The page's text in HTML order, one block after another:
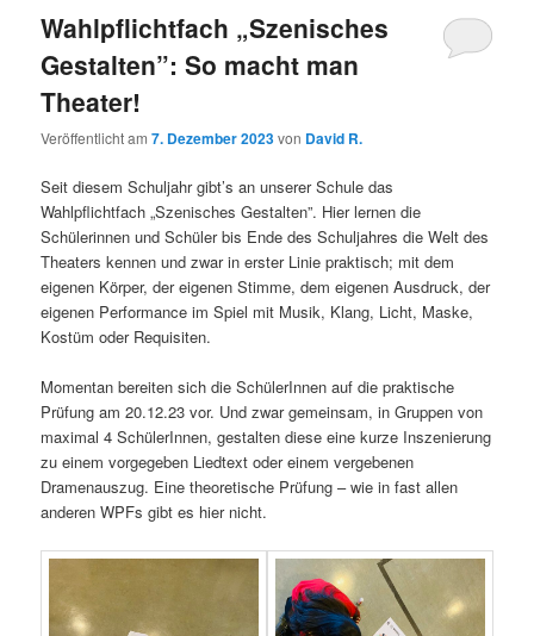
Wahlpflichtfach „Szenisches
Gestalten”: So macht man
Theater!
Veröffentlicht am7. Dezember 2023von David R.
Seit diesem Schuljahr gibt’s an unserer Schule das
Wahlpflichtfach „Szenisches Gestalten”. Hier lernen die
Schülerinnen und Schüler bis Ende des Schuljahres die Welt des
Theaters kennen und zwar in erster Linie praktisch; mit dem
eigenen Körper, der eigenen Stimme, dem eigenen Ausdruck, der
eigenen Performance im Spiel mit Musik, Klang, Licht, Maske,
Kostüm oder Requisiten.
Momentan bereiten sich die SchülerInnen auf die praktische
Prüfung am 20.12.23 vor. Und zwar gemeinsam, in Gruppen von
maximal 4 SchülerInnen, gestalten diese eine kurze Inszenierung
zu einem vorgegeben Liedtext oder einem vergebenen
Dramenauszug. Eine theoretische Prüfung – wie in fast allen
anderen WPFs gibt es hier nicht.